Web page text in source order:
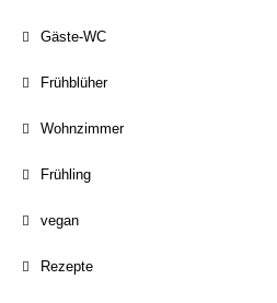
Gäste-WC
Frühblüher
Wohnzimmer
Frühling
vegan
Rezepte